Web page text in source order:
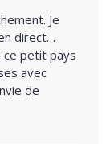
Je
direct…
ce petit pays
avec
de